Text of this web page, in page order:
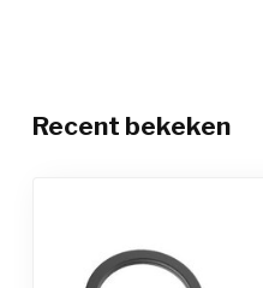
Recent bekeken